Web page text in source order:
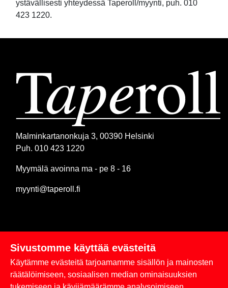
ystävällisesti yhteydessä Taperoll/myynti, puh. 010
423 1220.
Malminkartanonkuja 3, 00390 Helsinki
Puh. 010 423 1220
Myymälä avoinna ma - pe 8 - 16
myynti@taperoll.fi
Linkit
Rekisteriseloste
Sivustomme käyttää evästeitä
Käytämme evästeitä tarjoamamme sisällön ja mainosten
räätälöimiseen, sosiaalisen median ominaisuuksien